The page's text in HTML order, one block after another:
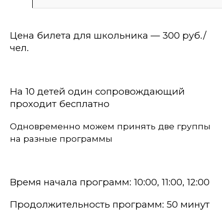
Цена билета для школьника — 300 руб./
чел.
На 10 детей один сопровождающий
проходит бесплатно
Одновременно можем принять две группы
на разные программы
Время начала программ: 10:00, 11:00, 12:00
Продолжительность программ: 50 минут